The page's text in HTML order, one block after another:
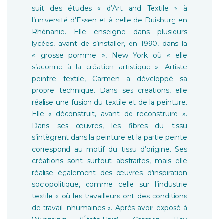
suit des études « d’Art and Textile » à
l’université d’Essen et à celle de Duisburg en
Rhénanie. Elle enseigne dans plusieurs
lycées, avant de s’installer, en 1990, dans la
« grosse pomme », New York où « elle
s’adonne à la création artistique ». Artiste
peintre textile, Carmen a développé sa
propre technique. Dans ses créations, elle
réalise une fusion du textile et de la peinture.
Elle « déconstruit, avant de reconstruire ».
Dans ses œuvres, les fibres du tissu
s’intègrent dans la peinture et la partie peinte
correspond au motif du tissu d’origine. Ses
créations sont surtout abstraites, mais elle
réalise également des œuvres d’inspiration
sociopolitique, comme celle sur l’industrie
textile « où les travailleurs ont des conditions
de travail inhumaines ». Après avoir exposé à